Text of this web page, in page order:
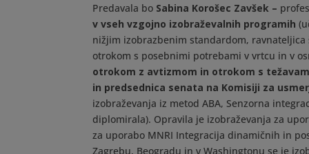
Predavala bo Sabina Korošec Zavšek –
v vseh vzgojno izobraževalnih programih
nižjim izobrazbenim standardom,
otrokom s posebnimi potrebami v vrtcu in v
otrokom z avtizmom in otrokom s
in predsednica senata na Komisiji za
izobraževanja iz metod ABA, Senzorna
diplomirala). Opravila je izobraževanja za
za uporabo MNRI Integracija dinamičnih in
Zagrebu, Beogradu in v Washingtonu se je